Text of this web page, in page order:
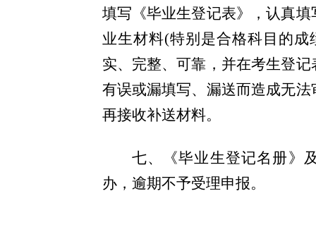
填写《毕业生登记表》，认真
业生材料(特别是合格科目的
实、完整、可靠，并在考生登
有误或漏填写、漏送而造成无
再接收补送材料。
七、《毕业生登记名册》
办，逾期不予受理申报。